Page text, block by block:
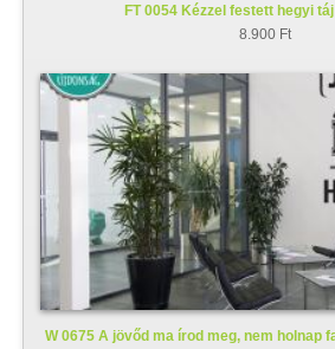
FT 0054 Kézzel festett hegyi
8.900 Ft
W 0675 A jövőd ma írod meg, nem holnap